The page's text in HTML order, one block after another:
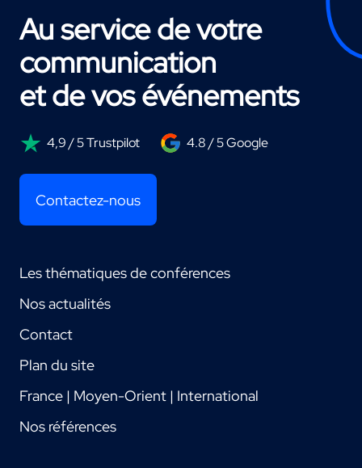
Au service de votre
communication
et de vos événements
4,9 / 5 Trustpilot 4.8 / 5 Google
Contactez-nous
Les thématiques de conférences
Nos actualités
Contact
Plan du site
France | Moyen-Orient | International
Nos références